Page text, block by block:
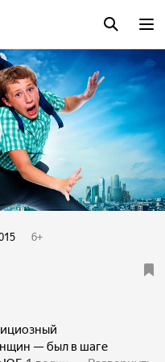
6+
— был в шаге